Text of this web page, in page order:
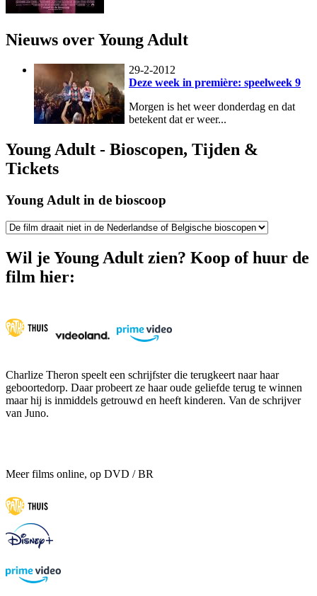
Nieuws over Young Adult
29-2-2012
Deze week in première: speelweek 9
Morgen is het weer donderdag en dat
betekent dat er weer...
Young Adult - Bioscopen, Tijden &
Tickets
Young Adult in de bioscoop
Wil je Young Adult zien? Koop of huur de
film hier:
Charlize Theron speelt een schrijfster die terugkeert naar haar
geboortedorp. Daar probeert ze haar oude geliefde terug te winnen
maar hij is inmiddels getrouwd en heeft kinderen. Van de schrijver
van Juno.
Meer films online, op DVD / BR